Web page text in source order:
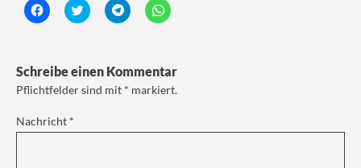
K
l
u
m
a
F
a
K
l
u
m
ü
T
K
l
n
,
u
f
K
l
n
,
u
f
Schreibe einen Kommentar
Pflichtfelder sind mit * markiert.
Nachricht *